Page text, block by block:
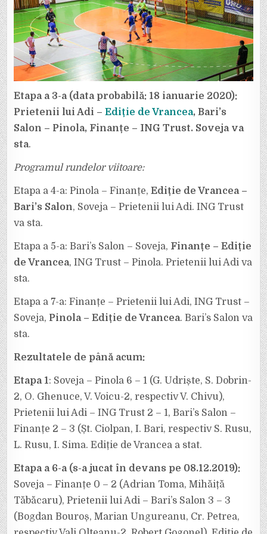
Etapa a 3-a (data probabilă: 18 ianuarie 2020):
Prietenii lui Adi –Ediție de Vrancea, Bari’s
Salon – Pinola, Finanțe – ING Trust. Soveja va
sta.
Programul rundelor viitoare:
Etapa a 4-a: Pinola – Finanțe,Ediție de Vrancea –
Bari’s Salon, Soveja – Prietenii lui Adi. ING Trust
va sta.
Etapa a 5-a: Bari’s Salon – Soveja, Finanțe – Ediție
de Vrancea, ING Trust – Pinola. Prietenii lui Adi va
sta.
Etapa a 7-a: Finanțe – Prietenii lui Adi, ING Trust –
Soveja, Pinola – Ediție de Vrancea. Bari’s Salon va
sta.
Rezultatele de până acum:
Etapa 1: Soveja – Pinola 6 – 1 (G. Udriște, S. Dobrin-
2, O. Ghenuce, V. Voicu-2, respectiv V. Chivu),
Prietenii lui Adi – ING Trust 2 – 1, Bari’s Salon –
Finanțe 2 – 3 (Șt. Ciolpan, I. Bari, respectiv S. Rusu,
L. Rusu, I. Sima. Ediție de Vrancea a stat.
Etapa a 6-a (s-a jucat în devans pe 08.12.2019):
Soveja – Finanțe 0 – 2 (Adrian Toma, Mihăiță
Tăbăcaru), Prietenii lui Adi – Bari’s Salon 3 – 3
(Bogdan Bouroș, Marian Ungureanu, Cr. Petrea,